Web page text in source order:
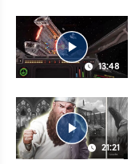
13:48
21:21